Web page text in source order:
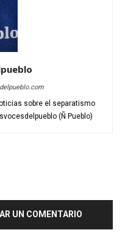
sobre el separatismo
(Ñ Pueblo)
UN COMENTARIO